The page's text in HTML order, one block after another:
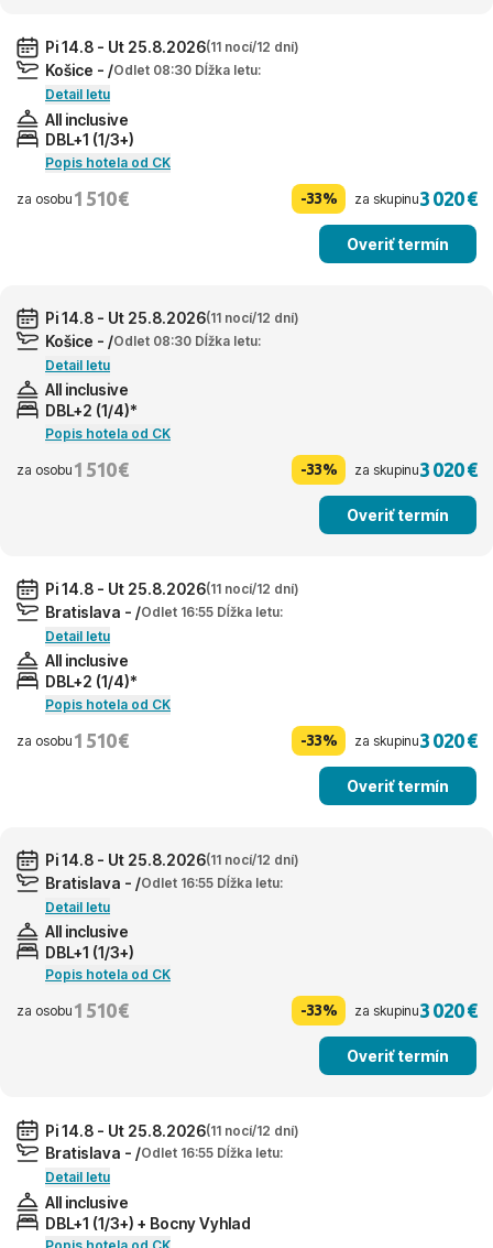
Pi 14.8 - Ut 25.8.2026(11 nocí/12 dní)
Košice - /Odlet 08:30 Dĺžka letu:
Detail letu
All inclusive
DBL+1 (1/3+)
Popis hotela od CK
za osobu 1 510 € -33% za skupinu3 020 €
Overiť termín
Pi 14.8 - Ut 25.8.2026(11 nocí/12 dní)
Košice - /Odlet 08:30 Dĺžka letu:
Detail letu
All inclusive
DBL+2 (1/4)*
Popis hotela od CK
za osobu 1 510 € -33% za skupinu3 020 €
Overiť termín
Pi 14.8 - Ut 25.8.2026(11 nocí/12 dní)
Bratislava - /Odlet 16:55 Dĺžka letu:
Detail letu
All inclusive
DBL+2 (1/4)*
Popis hotela od CK
za osobu 1 510 € -33% za skupinu3 020 €
Overiť termín
Pi 14.8 - Ut 25.8.2026(11 nocí/12 dní)
Bratislava - /Odlet 16:55 Dĺžka letu:
Detail letu
All inclusive
DBL+1 (1/3+)
Popis hotela od CK
za osobu 1 510 € -33% za skupinu3 020 €
Overiť termín
Pi 14.8 - Ut 25.8.2026(11 nocí/12 dní)
Bratislava - /Odlet 16:55 Dĺžka letu:
Detail letu
All inclusive
DBL+1 (1/3+) + Bocny Vyhlad